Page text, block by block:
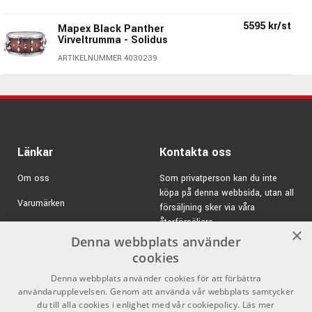
Bearing Edge: SONIClear 45°
Slagskinn: Remo Coated Ambassador
Sejarskinn: Remo Ambassador Snare
olika karaktär där Mapex gått ifrån det traditionella tänket
när det gäller att skapa en serie. Där man istället för att
göra x antal modeller med stommar i dom vanligaste
& djupen så har man här skapat något nytt där man låter
Black Panther-serien finns i en rad otroligt intressanta
Mapex Black Panther
Virveltrumma - Solidus
ARTIKELNUMMER 4030239
5595 kr/st
Länkar
Om oss
Varumärken
Försäljningsvillkor
Inlogg för återförsäljare
Kontakta oss
Som privatperson kan du inte
köpa på denna webbsida, utan all
försäljning sker via våra
återförsäljare.
E-post:info@emnordic.se
×
Denna webbplats använder
cookies
Denna webbplats använder cookies för att förbättra
användarupplevelsen. Genom att använda vår webbplats samtycker
du till alla cookies i enlighet med vår cookiepolicy. Läs mer